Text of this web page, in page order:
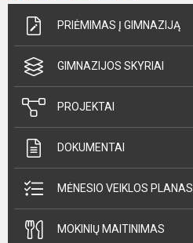
PRIĖMIMAS Į GIMNAZIJĄ
GIMNAZIJOS SKYRIAI
PROJEKTAI
DOKUMENTAI
MĖNESIO VEIKLOS PLANAS
MOKINIŲ MAITINIMAS